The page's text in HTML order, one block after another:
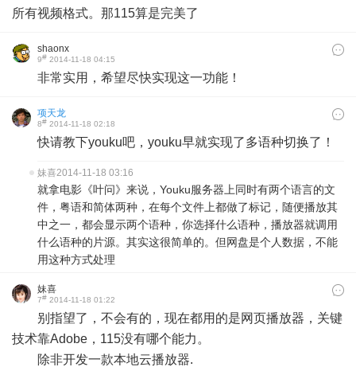
所有视频格式。那115算是完美了
shaonx
9# 2014-11-18 04:15
非常实用，希望尽快实现这一功能！
项天龙
8# 2014-11-18 02:18
快请教下youku吧，youku早就实现了多语种切换了！​
妹喜2014-11-18 03:16
就拿电影《叶问》来说，Youku服务器上同时有两个语言的文
件，粤语和简体两种，在每个文件上都做了标记，随便播放其
中之一，都会显示两个语种，你选择什么语种，播放器就调用
什么语种的片源。其实这很简单的。但网盘是个人数据，不能
用这种方式处理
妹喜
7# 2014-11-18 01:22
别指望了，不会有的，现在都用的是网页播放器，关键
技术靠Adobe，115没有哪个能力。
除非开发一款本地云播放器.